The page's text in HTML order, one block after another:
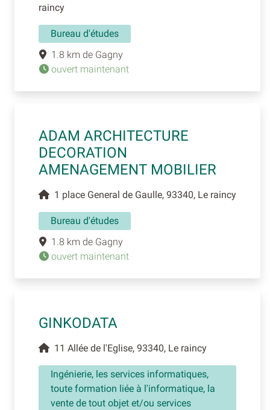
raincy
Bureau d'études
1.8 km de Gagny
ouvert maintenant
ADAM ARCHITECTURE
DECORATION
AMENAGEMENT MOBILIER
1 place General de Gaulle, 93340, Le raincy
Bureau d'études
1.8 km de Gagny
ouvert maintenant
GINKODATA
11 Allée de l'Eglise, 93340, Le raincy
Ingénierie, les services informatiques,
toute formation liée à l'informatique, la
vente de tout objet et/ou services